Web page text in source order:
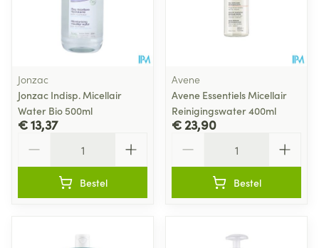
Jonzac
Jonzac Indisp. Micellair
Water Bio 500ml
€ 13,37
Bestel
Avene
Avene Essentiels Micellair
Reinigingswater 400ml
€ 23,90
Bestel